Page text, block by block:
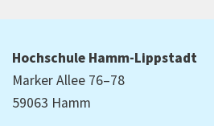
Hochschule Hamm-Lippstadt
Marker Allee 76–78
59063 Hamm